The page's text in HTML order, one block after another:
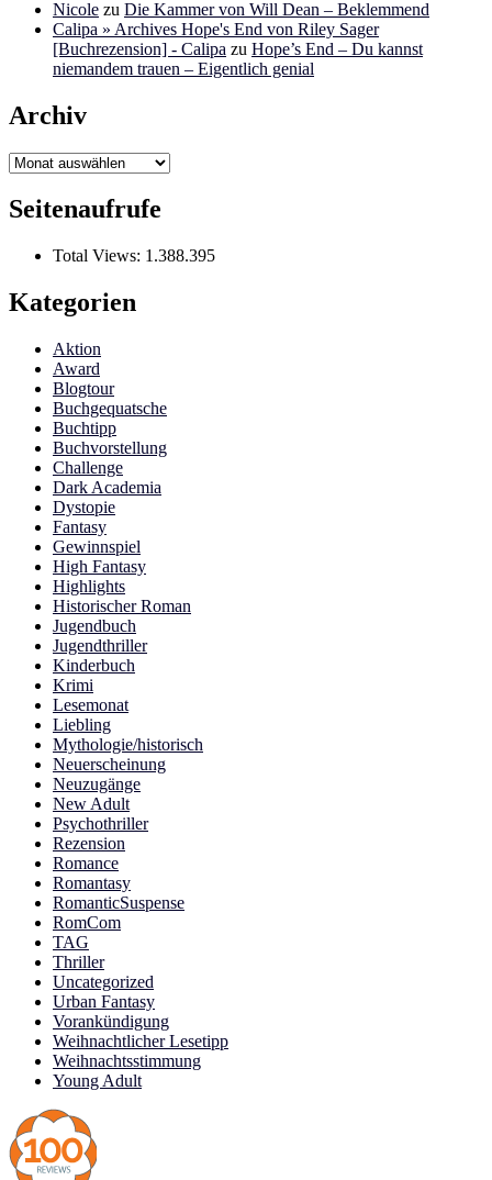
Nicole zu Die Kammer von Will Dean – Beklemmend
Calipa » Archives Hope's End von Riley Sager
[Buchrezension] - Calipa zu Hope’s End – Du kannst
niemandem trauen – Eigentlich genial
Archiv
Archiv
Seitenaufrufe
Total Views: 1.388.395
Kategorien
Aktion
Award
Blogtour
Buchgequatsche
Buchtipp
Buchvorstellung
Challenge
Dark Academia
Dystopie
Fantasy
Gewinnspiel
High Fantasy
Highlights
Historischer Roman
Jugendbuch
Jugendthriller
Kinderbuch
Krimi
Lesemonat
Liebling
Mythologie/historisch
Neuerscheinung
Neuzugänge
New Adult
Psychothriller
Rezension
Romance
Romantasy
RomanticSuspense
RomCom
TAG
Thriller
Uncategorized
Urban Fantasy
Vorankündigung
Weihnachtlicher Lesetipp
Weihnachtsstimmung
Young Adult